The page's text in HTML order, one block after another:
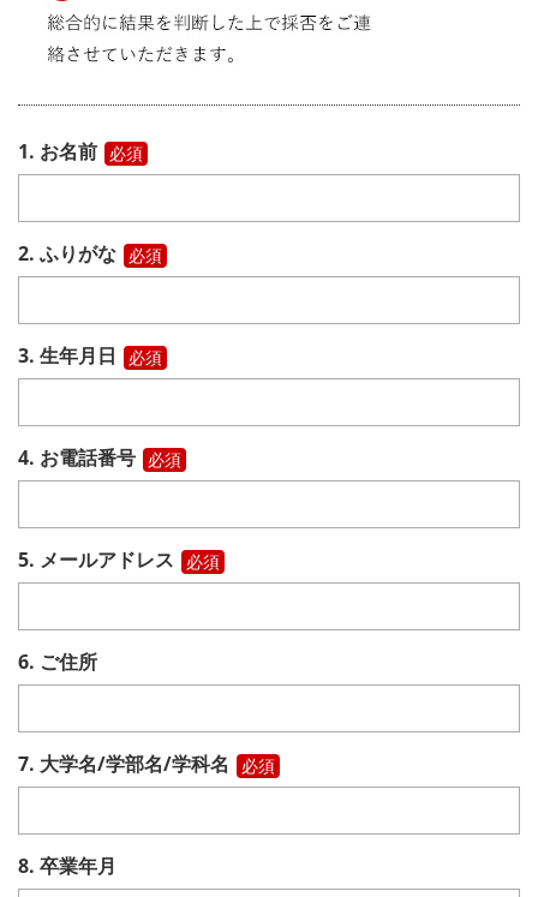
1. お名前 必須
2. ふりがな 必須
3. 生年月日 必須
4. お電話番号 必須
5. メールアドレス 必須
6. ご住所
7. 大学名/学部名/学科名 必須
8. 卒業年月